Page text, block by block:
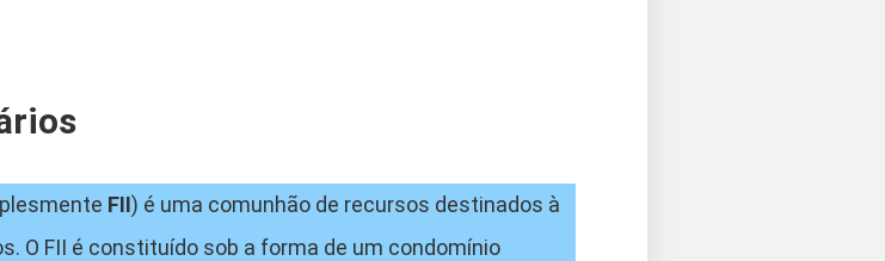
FII) é uma comunhão de recursos destinados à
O FII é constituído sob a forma de um condomínio